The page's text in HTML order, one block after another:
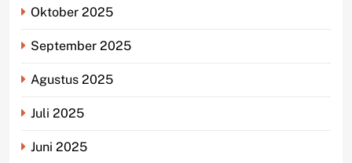
Oktober 2025
September 2025
Agustus 2025
Juli 2025
Juni 2025